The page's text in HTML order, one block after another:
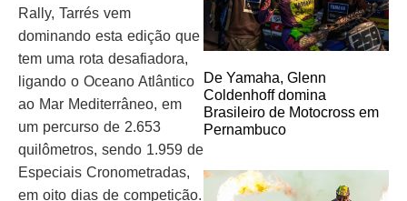
Rally, Tarrés vem
dominando esta edição que
tem uma rota desafiadora,
ligando o Oceano Atlântico
ao Mar Mediterrâneo, em
um percurso de 2.653
quilômetros, sendo 1.959 de
Especiais Cronometradas,
em oito dias de competição.
De Yamaha, Glenn
Coldenhoff domina
Brasileiro de Motocross em
Pernambuco